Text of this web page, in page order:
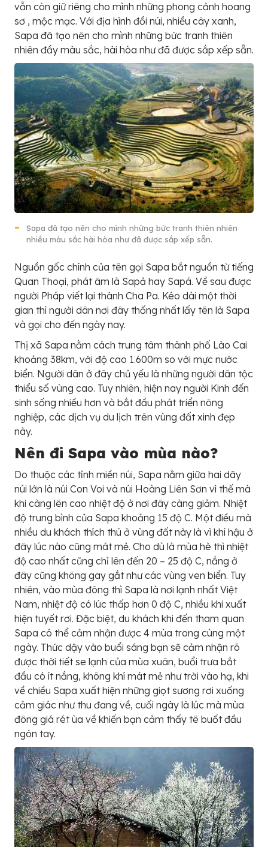
vẫn còn giữ riêng cho mình những phong cảnh hoang
sơ , mộc mạc. Với địa hình đồi núi, nhiều cây xanh,
Sapa đã tạo nên cho mình những bức tranh thiên
nhiên đầy màu sắc, hài hòa như đã được sắp xếp sẵn.
Sapa đã tạo nên cho mình những bức tranh thiên nhiên
nhiều màu sắc hài hòa như đã được sắp xếp sẵn.
Nguồn gốc chính của tên gọi Sapa bắt nguồn từ tiếng
Quan Thoại, phát âm là Sapả hay Sapá. Về sau được
người Pháp viết lại thành Cha Pa. Kéo dài một thời
gian thì người dân nơi đây thống nhất lấy tên là Sapa
và gọi cho đến ngày nay.
Thị xã Sapa nằm cách trung tâm thành phố Lào Cai
khoảng 38km, với độ cao 1.600m so với mực nước
biển. Người dân ở đây chủ yếu là những người dân tộc
thiểu số vùng cao. Tuy nhiên, hiện nay người Kinh đến
sinh sống nhiều hơn và bắt đầu phát triển nông
nghiệp, các dịch vụ du lịch trên vùng đất xinh đẹp
này.
Nên đi Sapa vào mùa nào?
Do thuộc các tỉnh miền núi, Sapa nằm giữa hai dãy
núi lớn là núi Con Voi và núi Hoàng Liên Sơn vì thế mà
khi càng lên cao nhiệt độ ở nơi đây càng giảm. Nhiệt
độ trung bình của Sapa khoảng 15 độ C. Một điều mà
nhiều du khách thích thú ở vùng đất này là vì khí hậu ở
đây lúc nào cũng mát mẻ. Cho dù là mùa hè thì nhiệt
độ cao nhất cũng chỉ lên đến 20 – 25 độ C, nắng ở
đây cũng không gay gắt như các vùng ven biển. Tuy
nhiên, vào mùa đông thì Sapa là nơi lạnh nhất Việt
Nam, nhiệt độ có lúc thấp hơn 0 độ C, nhiều khi xuất
hiện tuyết rơi. Đặc biệt, du khách khi đến tham quan
Sapa có thể cảm nhận được 4 mùa trong cùng một
ngày. Thức dậy vào buổi sáng bạn sẽ cảm nhận rõ
được thời tiết se lạnh của mùa xuân, buổi trưa bắt
đầu có ít nắng, không khí mát mẻ như trời vào hạ, khi
về chiều Sapa xuất hiện những giọt sương rơi xuống
cảm giác như thu đang về, cuối ngày là lúc mà mùa
đông giá rét ùa về khiến bạn cảm thấy tê buốt đầu
ngón tay.